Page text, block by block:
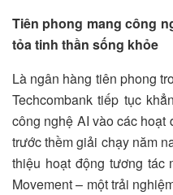
Tiên phong mang công
tỏa tinh thần sống khỏe
Là ngân hàng tiên phong
Techcombank tiếp tục
công nghệ AI vào các hoạt
trước thềm giải chạy năm
thiệu hoạt động tương tác
Movement – một trải